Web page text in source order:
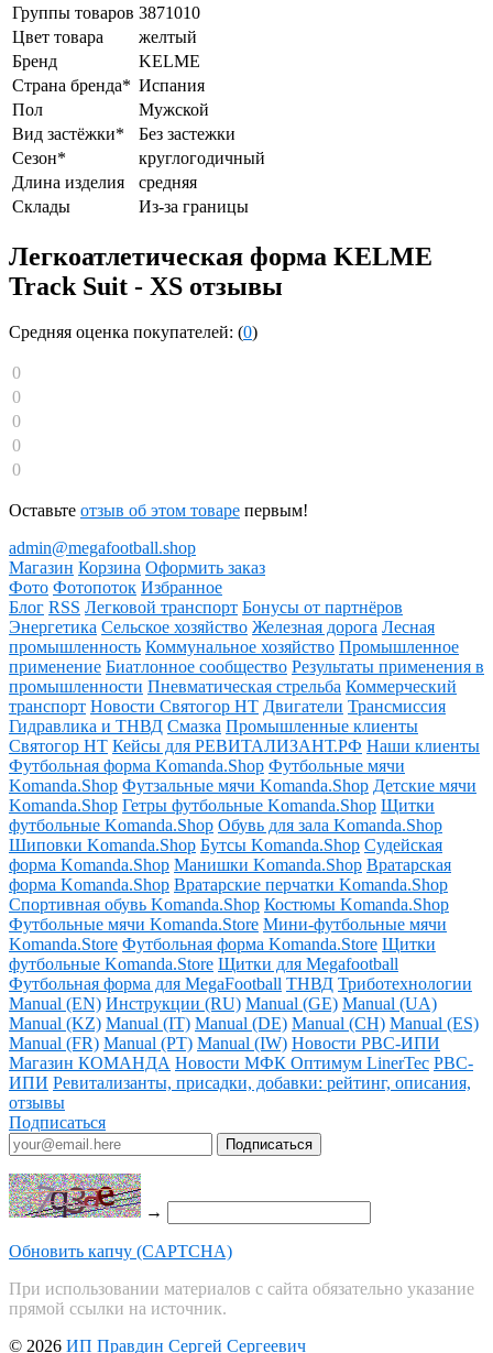
Группы товаров 3871010
Цвет товара
желтый
Бренд
KELME
Страна бренда* Испания
Пол
Мужской
Вид застёжки*
Без застежки
Сезон*
круглогодичный
Длина изделия
средняя
Склады
Из-за границы
Легкоатлетическая форма KELME
Track Suit - XS отзывы
Средняя оценка покупателей: (0)
0
0
0
0
0
Оставьте отзыв об этом товаре первым!
admin@megafootball.shop
Магазин Корзина Оформить заказ
Фото Фотопоток Избранное
Блог RSS Легковой транспорт Бонусы от партнёров
Энергетика Сельское хозяйство Железная дорога Лесная
промышленность Коммунальное хозяйство Промышленное
применение Биатлонное сообщество Результаты применения в
промышленности Пневматическая стрельба Коммерческий
транспорт Новости Святогор НТ Двигатели Трансмиссия
Гидравлика и ТНВД Смазка Промышленные клиенты
Святогор НТ Кейсы для РЕВИТАЛИЗАНТ.РФ Наши клиенты
Футбольная форма Komanda.Shop Футбольные мячи
Komanda.Shop Футзальные мячи Komanda.Shop Детские мячи
Komanda.Shop Гетры футбольные Komanda.Shop Щитки
футбольные Komanda.Shop Обувь для зала Komanda.Shop
Шиповки Komanda.Shop Бутсы Komanda.Shop Судейская
форма Komanda.Shop Манишки Komanda.Shop Вратарская
форма Komanda.Shop Вратарские перчатки Komanda.Shop
Спортивная обувь Komanda.Shop Костюмы Komanda.Shop
Футбольные мячи Komanda.Store Мини-футбольные мячи
Komanda.Store Футбольная форма Komanda.Store Щитки
футбольные Komanda.Store Щитки для Megafootball
Футбольная форма для MegaFootball ТНВД Триботехнологии
Manual (EN) Инструкции (RU) Manual (GE) Manual (UA)
Manual (KZ) Manual (IT) Manual (DE) Manual (CH) Manual (ES)
Manual (FR) Manual (PT) Manual (IW) Новости РВС-ИПИ
Магазин КОМАНДА Новости МФК Оптимум LinerTec РВС-
ИПИ Ревитализанты, присадки, добавки: рейтинг, описания,
отзывы
Подписаться
→
Обновить капчу (CAPTCHA)
При использовании материалов с сайта обязательно указание
прямой ссылки на источник.
© 2026 ИП Правдин Сергей Сергеевич